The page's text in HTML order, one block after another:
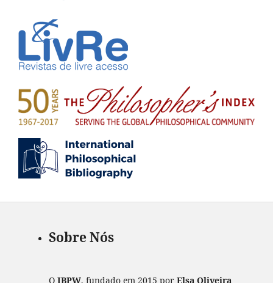
Sobre Nós
O IBPW, fundado em 2015 por Elsa Oliveira